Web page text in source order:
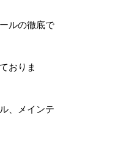
ルの徹底で
おりま
、メインテ